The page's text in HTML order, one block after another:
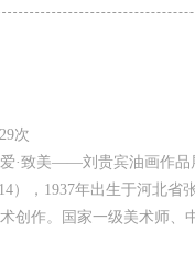
次
·致美——刘贵宾油画作品
），1937年出生于河北省
创作。国家一级美术师、